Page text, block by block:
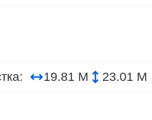
19.81 М 23.01 М